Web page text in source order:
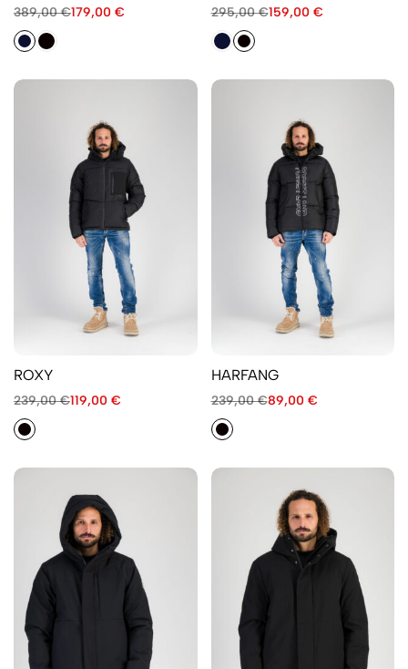
389,00€179,00 € 295,00€159,00 €
ROXY
239,00€119,00 €
HARFANG
239,00€89,00 €